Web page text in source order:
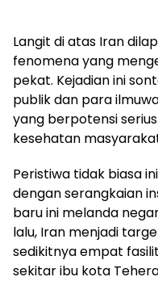
Langit di atas Iran
fenomena yang
pekat. Kejadian ini
publik dan para
yang berpotensi
kesehatan
Peristiwa tidak biasa
dengan serangkaian
baru ini melanda
lalu, Iran menjadi
sedikitnya empat
sekitar ibu kota